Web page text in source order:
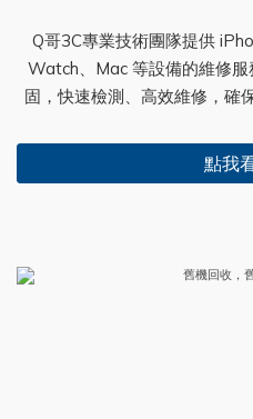
Q哥3C專業技術團隊提供
Watch、Mac 等設備的維修
固，快速檢測、高效維修，確
點我